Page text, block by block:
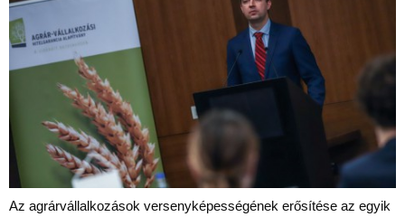
Az agrárvállalkozások versenyképességének erősítése az egyik